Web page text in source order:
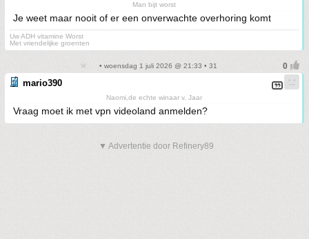
Man bijt worst
Je weet maar nooit of er een onverwachte overhoring komt
Uw ADH vitamine Worst
Met vriendelijke groenten
• woensdag 1 juli 2026 @ 21:33 • 31
mario390
Naomi,de echte winaar v. Jaar
Vraag moet ik met vpn videoland anmelden?
▼ Advertentie door Refinery89